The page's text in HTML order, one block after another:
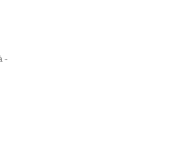
-